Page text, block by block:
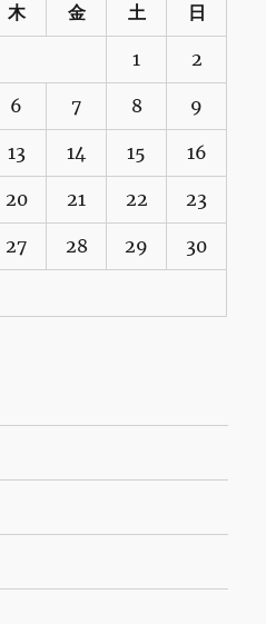
木 金 土 日
1 2
6 7 8 9
13 14 15 16
20 21 22 23
27 28 29 30